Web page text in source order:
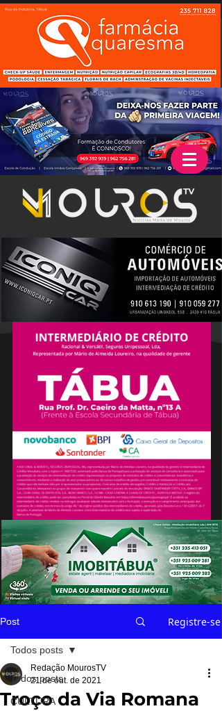
Post Registre-se
Todos posts
CULTURA
Todos posts
Troço da Via Romana
Redação MourosTV
21 de out. de 2021